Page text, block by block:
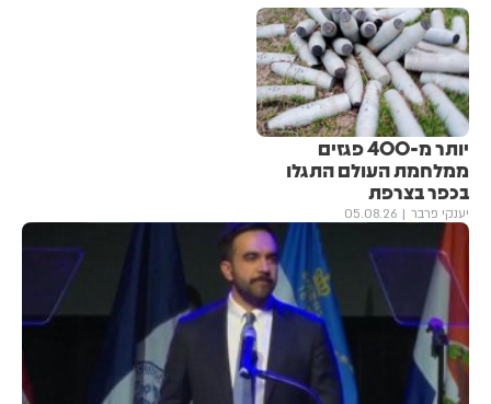
יותר מ-400 פגזים
ממלחמת העולם התגלו
בכפר בצרפת
יענקי פרבר 05.08.26